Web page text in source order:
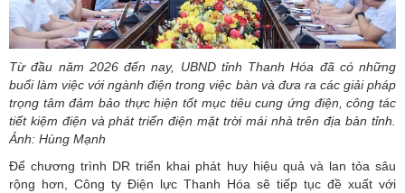
Từ đầu năm 2026 đến nay, UBND tỉnh Thanh Hóa đã có những
buổi làm việc với ngành điện trong việc bàn và đưa ra các giải pháp
trọng tâm đảm bảo thực hiện tốt mục tiêu cung ứng điện, công tác
tiết kiệm điện và phát triển điện mặt trời mái nhà trên địa bàn tỉnh.
Ảnh: Hùng Mạnh
Để chương trình DR triển khai phát huy hiệu quả và lan tỏa sâu
rộng hơn, Công ty Điện lực Thanh Hóa sẽ tiếp tục đề xuất với